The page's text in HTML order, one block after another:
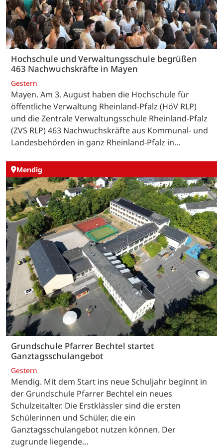
Hochschule und Verwaltungsschule begrüßen
463 Nachwuchskräfte in Mayen
Gestern
Mayen. Am 3. August haben die Hochschule für
öffentliche Verwaltung Rheinland-Pfalz (HöV RLP)
und die Zentrale Verwaltungsschule Rheinland-Pfalz
(ZVS RLP) 463 Nachwuchskräfte aus Kommunal- und
Landesbehörden in ganz Rheinland-Pfalz in…
Mendig
Grundschule Pfarrer Bechtel startet
Ganztagsschulangebot
Gestern
Mendig. Mit dem Start ins neue Schuljahr beginnt in
der Grundschule Pfarrer Bechtel ein neues
Schulzeitalter. Die Erstklässler sind die ersten
Schülerinnen und Schüler, die ein
Ganztagsschulangebot nutzen können. Der
zugrunde liegende…